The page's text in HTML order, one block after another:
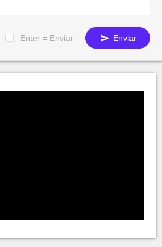
Enter = Enviar Enviar